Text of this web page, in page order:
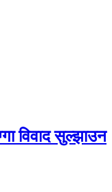
विवाद सुल्झाउन